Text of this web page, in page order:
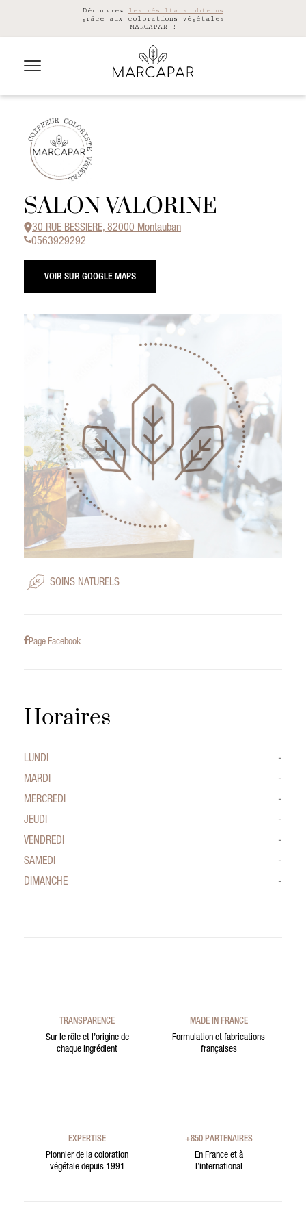
Découvrez les résultats obtenus
grâce aux colorations végétales
MARCAPAR !
SALON VALORINE
30 RUE BESSIERE, 82000 Montauban
0563929292
VOIR SUR GOOGLE MAPS
SOINS NATURELS
Page Facebook
Horaires
LUNDI
-
MARDI
-
MERCREDI
-
JEUDI
-
VENDREDI
-
SAMEDI
-
DIMANCHE
-
TRANSPARENCE
Sur le rôle et l’origine de
chaque ingrédient
MADE IN FRANCE
Formulation et fabrications
françaises
EXPERTISE
Pionnier de la coloration
végétale depuis 1991
+850 PARTENAIRES
En France et à
l’international